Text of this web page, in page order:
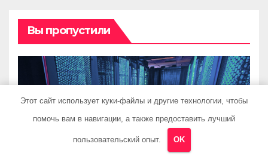
Вы пропустили
ГАРАЖ И АВТО
Аренда Linux VPS: полное
руководство для
разработчиков и
PRISTROYKIN_
Этот сайт использует куки-файлы и другие технологии, чтобы
помочь вам в навигации, а также предоставить лучший
пользовательский опыт. OK